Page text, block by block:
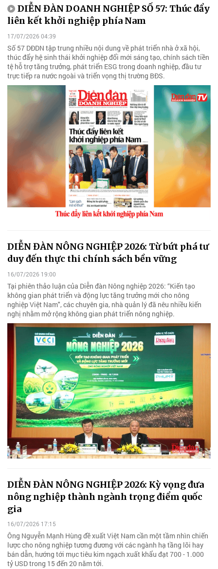
DIỄN ĐÀN DOANH NGHIỆP SỐ 57: Thúc đẩy
liên kết khởi nghiệp phía Nam
17/07/2026 04:39
Số 57 DĐDN tập trung nhiều nội dung về phát triển nhà ở xã hội,
thúc đẩy hệ sinh thái khởi nghiệp đổi mới sáng tạo, chính sách tiền
tệ hỗ trợ tăng trưởng, phát triển ESG trong doanh nghiệp, đầu tư
trực tiếp ra nước ngoài và triển vọng thị trường BĐS.
DIỄN ĐÀN NÔNG NGHIỆP 2026: Từ bứt phá tư
duy đến thực thi chính sách bền vững
16/07/2026 19:00
Tại phiên thảo luận của Diễn đàn Nông nghiệp 2026: “Kiến tạo
không gian phát triển và động lực tăng trưởng mới cho nông
nghiệp Việt Nam", các chuyên gia, nhà quản lý đã nêu nhiều kiến
nghị nhằm mở rộng không gian phát triển nông nghiệp.
DIỄN ĐÀN NÔNG NGHIỆP 2026: Kỳ vọng đưa
nông nghiệp thành ngành trọng điểm quốc
gia
16/07/2026 17:15
Ông Nguyễn Mạnh Hùng đề xuất Việt Nam cần một tầm nhìn chiến
lược cho nông nghiệp tương đương với các ngành hạ tầng lõi hay
bán dẫn, hướng tới mục tiêu kim ngạch xuất khẩu đạt 700 - 1.000
tỷ USD trong 15 đến 20 năm tới.